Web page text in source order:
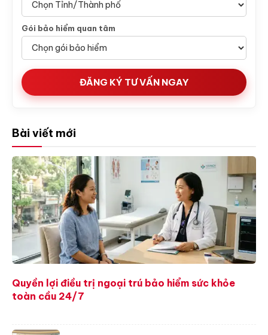
Gói bảo hiểm quan tâm
ĐĂNG KÝ TƯ VẤN NGAY
Bài viết mới
Quyền lợi điều trị ngoại trú bảo hiểm sức khỏe
toàn cầu 24/7